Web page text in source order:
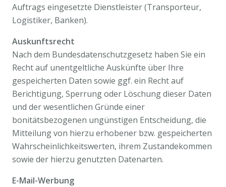
Auftrags eingesetzte Dienstleister (Transporteur,
Logistiker, Banken).
Auskunftsrecht
Nach dem Bundesdatenschutzgesetz haben Sie ein
Recht auf unentgeltliche Auskünfte über Ihre
gespeicherten Daten sowie ggf. ein Recht auf
Berichtigung, Sperrung oder Löschung dieser Daten
und der wesentlichen Gründe einer
bonitätsbezogenen ungünstigen Entscheidung, die
Mitteilung von hierzu erhobener bzw. gespeicherten
Wahrscheinlichkeitswerten, ihrem Zustandekommen
sowie der hierzu genutzten Datenarten.
E-Mail-Werbung